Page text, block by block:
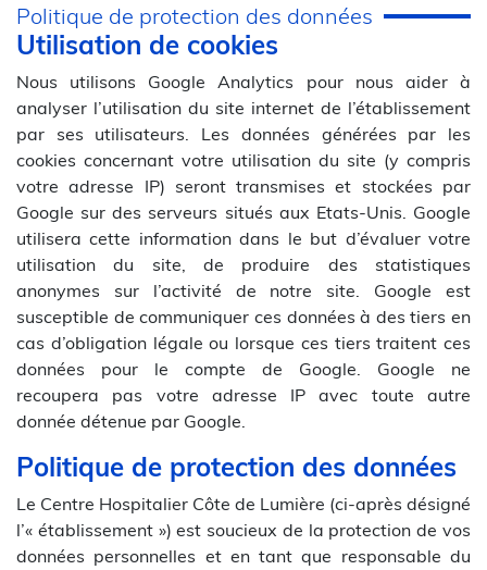
Politique de protection
Politique de protection des données
Utilisation de cookies
Nous utilisons Google Analytics pour nous aider à
analyser l’utilisation du site internet de l’établissement
par ses utilisateurs. Les données générées par les
cookies concernant votre utilisation du site (y compris
votre adresse IP) seront transmises et stockées par
Google sur des serveurs situés aux Etats-Unis. Google
utilisera cette information dans le but d’évaluer votre
utilisation du site, de produire des statistiques
anonymes sur l’activité de notre site. Google est
susceptible de communiquer ces données à des tiers en
cas d’obligation légale ou lorsque ces tiers traitent ces
données pour le compte de Google. Google ne
recoupera pas votre adresse IP avec toute autre
donnée détenue par Google.
Politique de protection des données
Le Centre Hospitalier Côte de Lumière (ci-après désigné
l’« établissement ») est soucieux de la protection de vos
données personnelles et en tant que responsable du